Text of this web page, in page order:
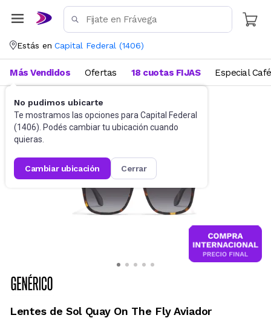
Estás en Capital Federal (1406)
No pudimos ubicarte
Te mostramos las opciones para Capital Federal
(1406). Podés cambiar tu ubicación cuando
quieras.
cambiar ubicación cerrar
Más Vendidos Ofertas 18 cuotas FIJAS Especial Café
Accesorios Anteojos de sol
Lentes de Sol Quay On The Fly Aviador